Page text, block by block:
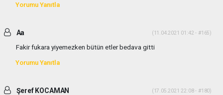
Yorumu Yanıtla
Aa (11.04.2021 01:42 - #165)
Fakir fukara yiyemezken bütün etler bedava gitti
Yorumu Yanıtla
Şeref KOCAMAN (17.05.2021 22:08 - #180)